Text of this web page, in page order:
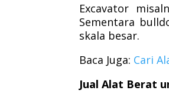
Excavator
Sementara
skala besar.
Baca Juga: Cari
Jual Alat Berat